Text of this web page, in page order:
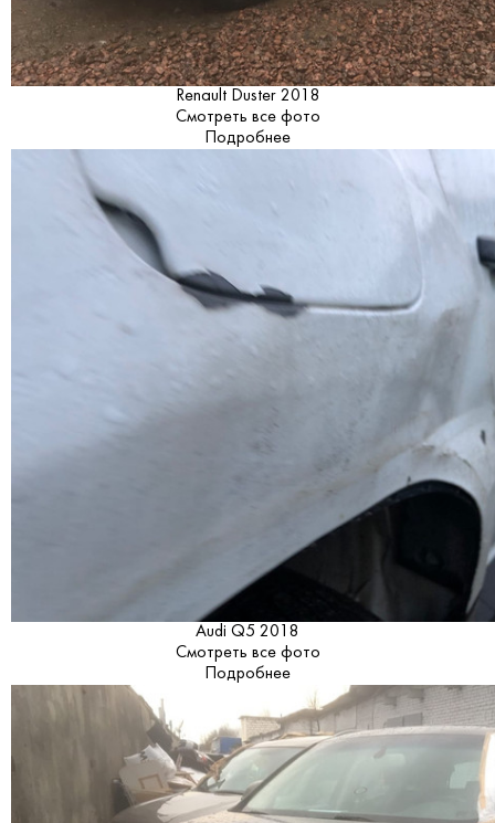
Renault Duster 2018
Смотреть все фото
Подробнее
Audi Q5 2018
Смотреть все фото
Подробнее